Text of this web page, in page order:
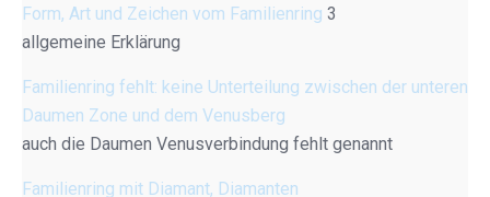
Form, Art und Zeichen vom Familienring 3
allgemeine Erklärung
Familienring fehlt: keine Unterteilung zwischen der unteren
Daumen Zone und dem Venusberg
auch die Daumen Venusverbindung fehlt genannt
Familienring mit Diamant, Diamanten